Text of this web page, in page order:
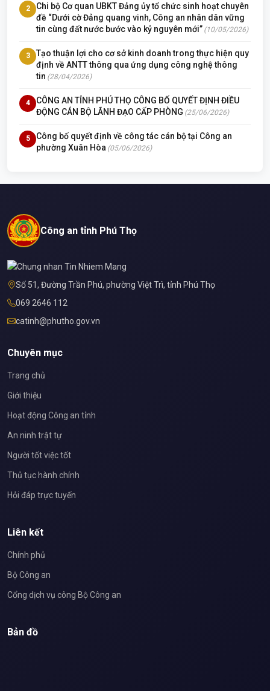
2
Chi bộ Cơ quan UBKT Đảng ủy tổ chức sinh hoạt chuyên
đề “Dưới cờ Đảng quang vinh, Công an nhân dân vững
tin cùng đất nước bước vào kỷ nguyên mới” (10/05/2026)
3
Tạo thuận lợi cho cơ sở kinh doanh trong thực hiện quy
định về ANTT thông qua ứng dụng công nghệ thông
tin (28/04/2026)
4
CÔNG AN TỈNH PHÚ THỌ CÔNG BỐ QUYẾT ĐỊNH ĐIỀU
ĐỘNG CÁN BỘ LÃNH ĐẠO CẤP PHÒNG (25/06/2026)
5
Công bố quyết định về công tác cán bộ tại Công an
phường Xuân Hòa (05/06/2026)
Công an tỉnh Phú Thọ
Số 51, Đường Trần Phú, phường Việt Trì, tỉnh Phú Thọ
069 2646 112
catinh@phutho.gov.vn
Chuyên mục
Trang chủ
Giới thiệu
Hoạt động Công an tỉnh
An ninh trật tự
Người tốt việc tốt
Thủ tục hành chính
Hỏi đáp trực tuyến
Liên kết
Chính phủ
Bộ Công an
Cổng dịch vụ công Bộ Công an
Bản đồ